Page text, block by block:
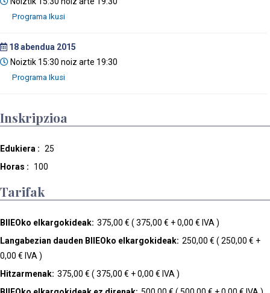
18abendua 2015
Noiztik 15:30 noiz arte 19:30
Inskripzioa
Edukiera : 25
Horas :
100
Tarifak
BIIEOko elkargokideak: 375,00 € ( 375,00 € + 0,00 € IVA )
Langabezian dauden BIIEOko elkargokideak: 250,00 € ( 250,00 € +
0,00 € IVA )
Hitzarmenak: 375,00 € ( 375,00 € + 0,00 € IVA )